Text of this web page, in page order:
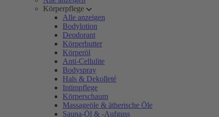
Körperpflege
Alle anzeigen
Bodylotion
Deodorant
Körperbutter
Körperöl
Anti-Cellulite
Bodyspray
Hals & Dekolleté
Intimpflege
Körperschaum
Massageöle & ätherische Öle
Sauna-Öl & -Aufguss